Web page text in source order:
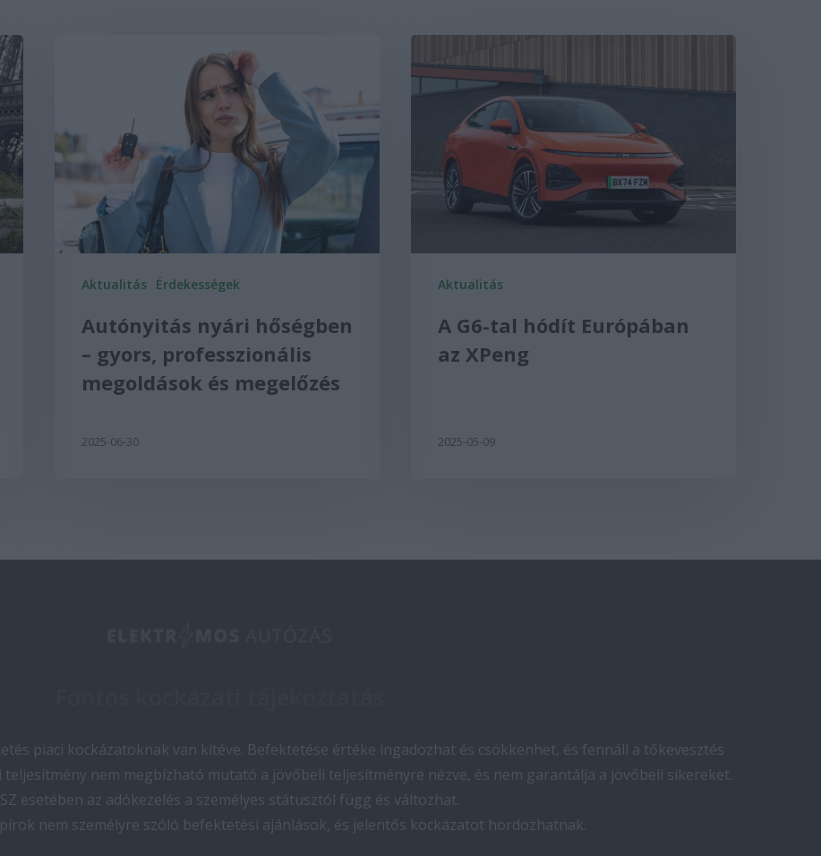
Aktualitás Érdekességek
Autónyitás nyári hőségben
– gyors, professzionális
megoldások és megelőzés
2025-06-30
Aktualitás
A G6-tal hódít Európában
az XPeng
2025-05-09
piaci kockázatoknak van kitéve. Befektetése értéke ingadozhat és csökkenhet, és fennáll a tőkevesztés
nem megbízható mutató a jövőbeli teljesítményre nézve, és nem garantálja a jövőbeli sikereket.
esetében az adókezelés a személyes státusztól függ és változhat.
nem személyre szóló befektetési ajánlások, és jelentős kockázatot hordozhatnak.